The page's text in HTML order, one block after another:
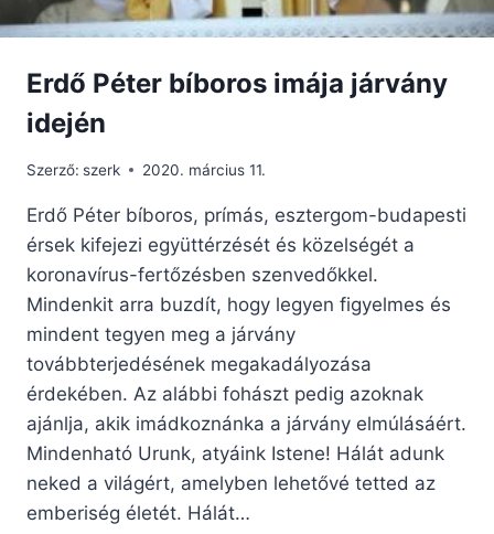
Erdő Péter bíboros imája járvány
idején
Szerző: szerk 2020. március 11.
Erdő Péter bíboros, prímás, esztergom-budapesti
érsek kifejezi együttérzését és közelségét a
koronavírus-fertőzésben szenvedőkkel.
Mindenkit arra buzdít, hogy legyen figyelmes és
mindent tegyen meg a járvány
továbbterjedésének megakadályozása
érdekében. Az alábbi fohászt pedig azoknak
ajánlja, akik imádkoznánka a járvány elmúlásáért.
Mindenható Urunk, atyáink Istene! Hálát adunk
neked a világért, amelyben lehetővé tetted az
emberiség életét. Hálát…